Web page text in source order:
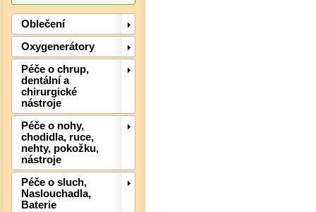
Oblečení
Oxygenerátory
Péče o chrup,
dentální a
chirurgické
nástroje
Péče o nohy,
chodidla, ruce,
nehty, pokožku,
nástroje
Péče o sluch,
Naslouchadla,
Baterie